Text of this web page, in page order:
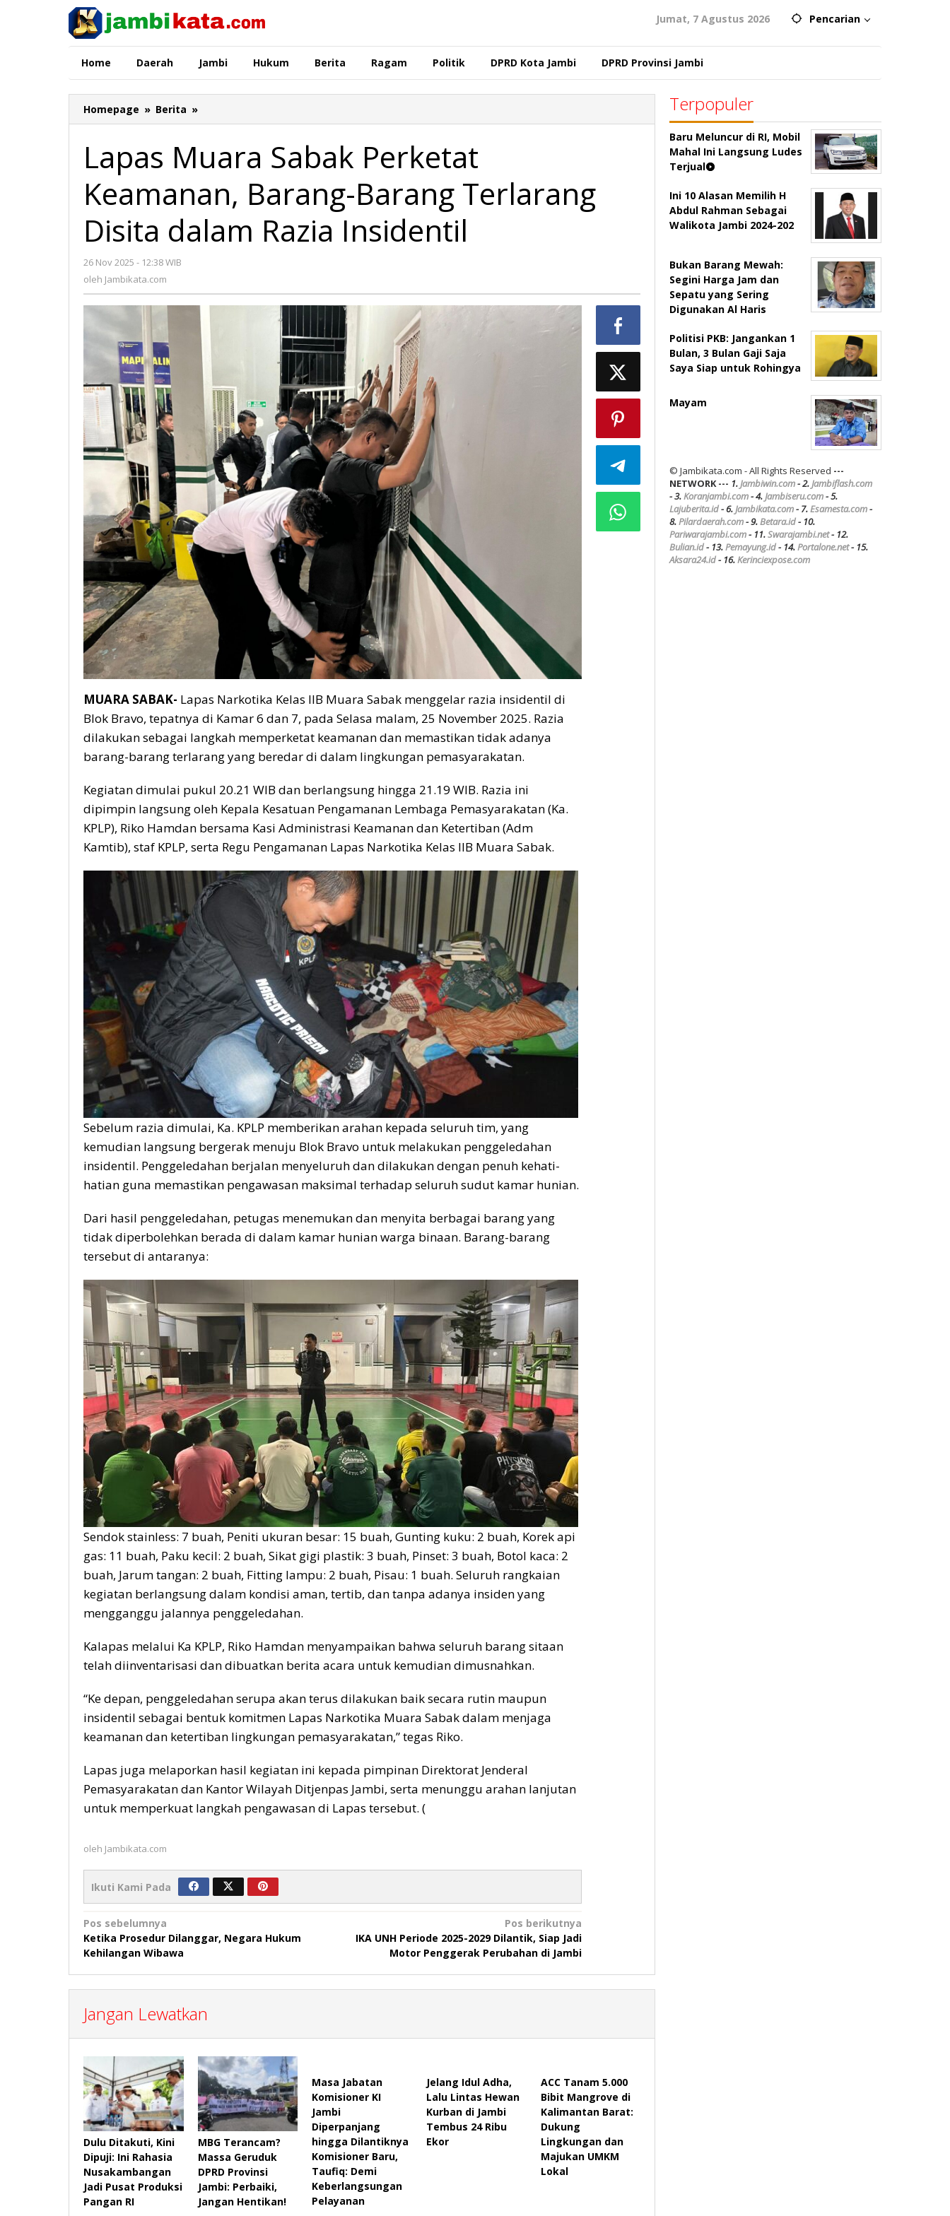
Jumat, 7 Agustus 2026 Pencarian
Home Daerah Jambi Hukum Berita Ragam Politik DPRD Kota Jambi DPRD Provinsi Jambi
Homepage » Berita »
Muara
Perketat
Keamanan,
Barang
Terlarang
Disita
dalam
Lapas Muara Sabak Perketat
Keamanan, Barang-Barang Terlarang
Disita dalam Razia Insidentil
26 Nov 2025 - 12:38 WIB
oleh Jambikata.com
MUARA SABAK- Lapas Narkotika Kelas IIB Muara Sabak menggelar razia insidentil di
Blok Bravo, tepatnya di Kamar 6 dan 7, pada Selasa malam, 25 November 2025. Razia
dilakukan sebagai langkah memperketat keamanan dan memastikan tidak adanya
barang-barang terlarang yang beredar di dalam lingkungan pemasyarakatan.
Kegiatan dimulai pukul 20.21 WIB dan berlangsung hingga 21.19 WIB. Razia ini
dipimpin langsung oleh Kepala Kesatuan Pengamanan Lembaga Pemasyarakatan (Ka.
KPLP), Riko Hamdan bersama Kasi Administrasi Keamanan dan Ketertiban (Adm
Kamtib), staf KPLP, serta Regu Pengamanan Lapas Narkotika Kelas IIB Muara Sabak.
Sebelum razia dimulai, Ka. KPLP memberikan arahan kepada seluruh tim, yang
kemudian langsung bergerak menuju Blok Bravo untuk melakukan penggeledahan
insidentil. Penggeledahan berjalan menyeluruh dan dilakukan dengan penuh kehati-
hatian guna memastikan pengawasan maksimal terhadap seluruh sudut kamar hunian.
Dari hasil penggeledahan, petugas menemukan dan menyita berbagai barang yang
tidak diperbolehkan berada di dalam kamar hunian warga binaan. Barang-barang
tersebut di antaranya:
Sendok stainless: 7 buah, Peniti ukuran besar: 15 buah, Gunting kuku: 2 buah, Korek api
gas: 11 buah, Paku kecil: 2 buah, Sikat gigi plastik: 3 buah, Pinset: 3 buah, Botol kaca: 2
buah, Jarum tangan: 2 buah, Fitting lampu: 2 buah, Pisau: 1 buah. Seluruh rangkaian
kegiatan berlangsung dalam kondisi aman, tertib, dan tanpa adanya insiden yang
mengganggu jalannya penggeledahan.
Kalapas melalui Ka KPLP, Riko Hamdan menyampaikan bahwa seluruh barang sitaan
telah diinventarisasi dan dibuatkan berita acara untuk kemudian dimusnahkan.
“Ke depan, penggeledahan serupa akan terus dilakukan baik secara rutin maupun
insidentil sebagai bentuk komitmen Lapas Narkotika Muara Sabak dalam menjaga
keamanan dan ketertiban lingkungan pemasyarakatan,” tegas Riko.
Lapas juga melaporkan hasil kegiatan ini kepada pimpinan Direktorat Jenderal
Pemasyarakatan dan Kantor Wilayah Ditjenpas Jambi, serta menunggu arahan lanjutan
untuk memperkuat langkah pengawasan di Lapas tersebut. (
oleh Jambikata.com
Ikuti Kami Pada
Navigasi
pos
Pos sebelumnya
Ketika Prosedur Dilanggar, Negara Hukum
Kehilangan Wibawa
Pos berikutnya
IKA UNH Periode 2025-2029 Dilantik, Siap Jadi
Motor Penggerak Perubahan di Jambi
Jangan Lewatkan
Dulu Ditakuti, Kini
Dipuji: Ini Rahasia
Nusakambangan
Jadi Pusat Produksi
Pangan RI
MBG Terancam?
Massa Geruduk
DPRD Provinsi
Jambi: Perbaiki,
Jangan Hentikan!
Masa Jabatan
Komisioner KI
Jambi
Diperpanjang
hingga Dilantiknya
Komisioner Baru,
Taufiq: Demi
Keberlangsungan
Pelayanan
Jelang Idul Adha,
Lalu Lintas Hewan
Kurban di Jambi
Tembus 24 Ribu
Ekor
ACC Tanam 5.000
Bibit Mangrove di
Kalimantan Barat:
Dukung
Lingkungan dan
Majukan UMKM
Lokal
Terpopuler
Baru Meluncur di RI, Mobil
Mahal Ini Langsung Ludes
Terjual
Ini 10 Alasan Memilih H
Abdul Rahman Sebagai
Walikota Jambi 2024-202
Bukan Barang Mewah:
Segini Harga Jam dan
Sepatu yang Sering
Digunakan Al Haris
Politisi PKB: Jangankan 1
Bulan, 3 Bulan Gaji Saja
Saya Siap untuk Rohingya
Mayam
© Jambikata.com - All Rights Reserved ---
NETWORK --- 1.Jambiwin.com- 2.Jambiflash.com
- 3.Koranjambi.com- 4.Jambiseru.com- 5.
Lajuberita.id- 6.Jambikata.com- 7.Esamesta.com-
8.Pilardaerah.com- 9.Betara.id- 10.
Pariwarajambi.com- 11.Swarajambi.net- 12.
Bulian.id- 13.Pemayung.id- 14.Portalone.net- 15.
Aksara24.id- 16.Kerinciexpose.com